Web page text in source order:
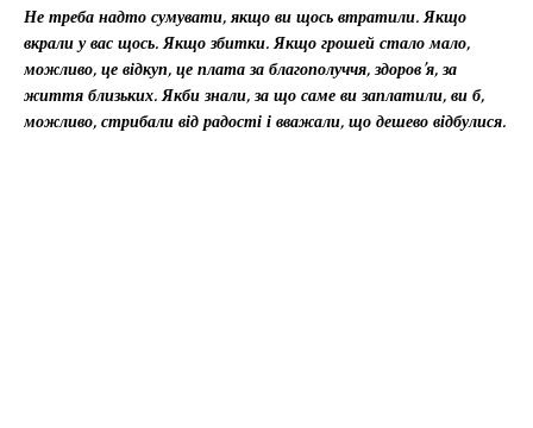
Не треба надто сумувати, якщо ви щось втратили. Якщо
вкрали у вас щось. Якщо збитки. Якщо грошей стало мало,
можливо, це відкуп, це плата за благополуччя, здоров’я, за
життя близьких. Якби знали, за що саме ви заплатили, ви б,
можливо, стрибали від радості і вважали, що дешево відбулися.